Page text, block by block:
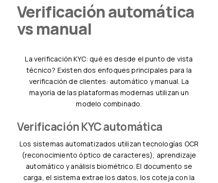
Verificación automática
vs manual
La verificación KYC: qué es desde el punto de vista
técnico? Existen dos enfoques principales para la
verificación de clientes: automático y manual. La
mayoría de las plataformas modernas utilizan un
modelo combinado.
Verificación KYC automática
Los sistemas automatizados utilizan tecnologías OCR
(reconocimiento óptico de caracteres), aprendizaje
automático y análisis biométrico. El documento se
carga, el sistema extrae los datos, los coteja con la